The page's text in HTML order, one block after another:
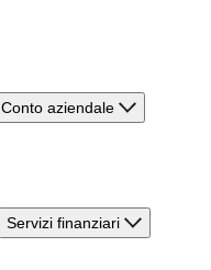
Conto aziendale
Servizi finanziari